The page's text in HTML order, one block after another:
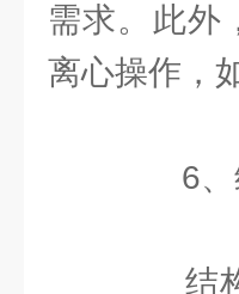
需求。此外
离心操作，
6、
结构